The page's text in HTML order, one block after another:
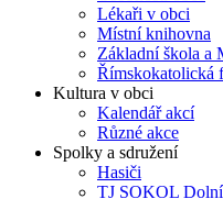
Lékaři v obci
Místní knihovna
Základní škola a
Římskokatolická
Kultura v obci
Kalendář akcí
Různé akce
Spolky a sdružení
Hasiči
TJ SOKOL